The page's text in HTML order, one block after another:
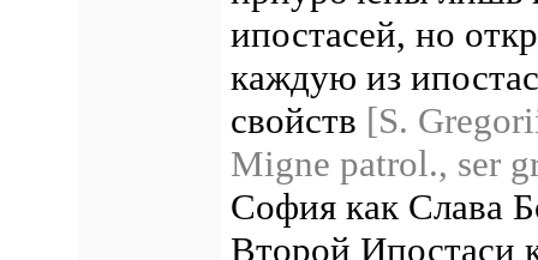
ипостасей, но
каждую из
свойств [S.
Migne patrol., ser
София как Слава
Второй Ипостаси